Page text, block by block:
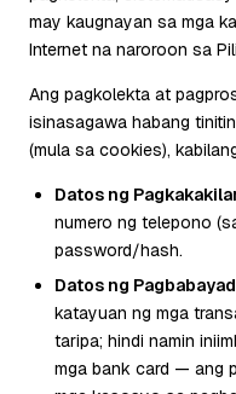
may kaugnayan sa mga
Internet na naroroon sa
Ang pagkolekta at
isinasagawa habang
(mula sa cookies),
Datos ng
numero ng telepono
password/hash.
Datos ng
katayuan ng mga
taripa; hindi namin
mga bank card — ang